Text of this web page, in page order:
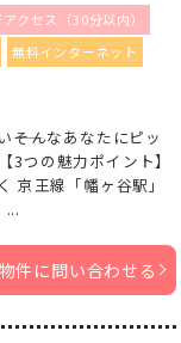
クセス（30分以内）
無料インターネット
そんなあなたにピッ
3つの魅力ポイント】
京王線「幡ヶ谷駅」
...
件に問い合わせる